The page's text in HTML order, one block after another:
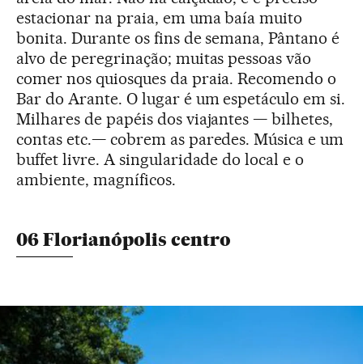
estacionar na praia, em uma baía muito
bonita. Durante os fins de semana, Pântano é
alvo de peregrinação; muitas pessoas vão
comer nos quiosques da praia. Recomendo o
Bar do Arante. O lugar é um espetáculo em si.
Milhares de papéis dos viajantes — bilhetes,
contas etc.— cobrem as paredes. Música e um
buffet livre. A singularidade do local e o
ambiente, magníficos.
06 Florianópolis centro